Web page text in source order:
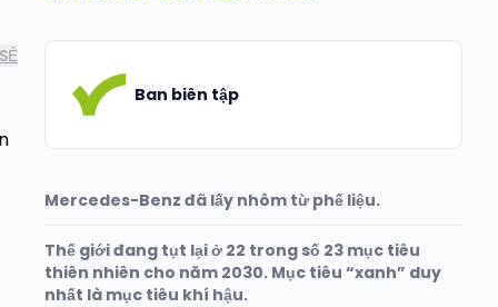
Ban biên tập
Mercedes-Benz đã lấy nhôm từ phế liệu.
Thế giới đang tụt lại ở 22 trong số 23 mục tiêu
thiên nhiên cho năm 2030. Mục tiêu “xanh” duy
nhất là mục tiêu khí hậu.